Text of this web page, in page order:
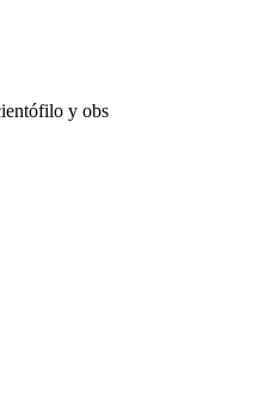
y obs